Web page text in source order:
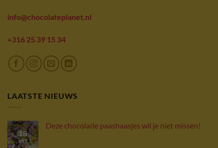
info@chocolateplanet.nl
+316 25 39 15 34
LAATSTE NIEUWS
18
mrt
Deze chocolade paashaasjes wil je niet missen!